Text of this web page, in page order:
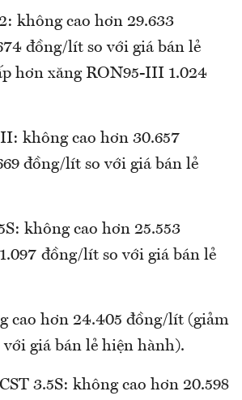
không cao hơn 29.633
đồng/lít so với giá bán lẻ
hơn xăng RON95-III 1.024
không cao hơn 30.657
đồng/lít so với giá bán lẻ
không cao hơn 25.553
đồng/lít so với giá bán lẻ
cao hơn 24.405 đồng/lít (giảm
giá bán lẻ hiện hành).
3.5S: không cao hơn 20.598